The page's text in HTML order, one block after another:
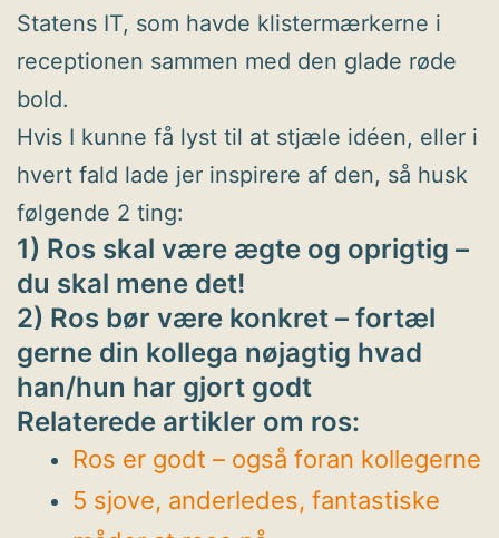
Statens IT, som havde klistermærkerne i
receptionen sammen med den glade røde
bold.
Hvis I kunne få lyst til at stjæle idéen, eller i
hvert fald lade jer inspirere af den, så husk
følgende 2 ting:
1) Ros skal være ægte og oprigtig –
du skal mene det!
2) Ros bør være konkret – fortæl
gerne din kollega nøjagtig hvad
han/hun har gjort godt
Relaterede artikler om ros:
Ros er godt – også foran kollegerne
5 sjove, anderledes, fantastiske